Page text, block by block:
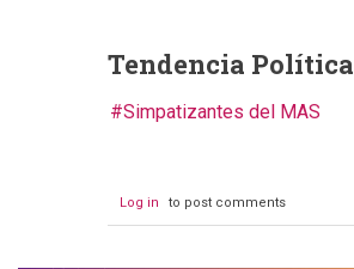
Tendencia Política
Simpatizantes del MAS
Log in to post comments